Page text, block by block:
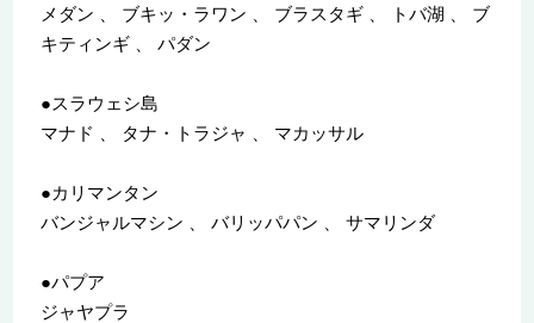
メダン 、 ブキッ・ラワン 、 ブラスタギ 、 トバ湖 、 ブ
キティンギ 、 パダン
●スラウェシ島
マナド 、 タナ・トラジャ 、 マカッサル
●カリマンタン
バンジャルマシン 、 バリッパパン 、 サマリンダ
●パプア
ジャヤプラ